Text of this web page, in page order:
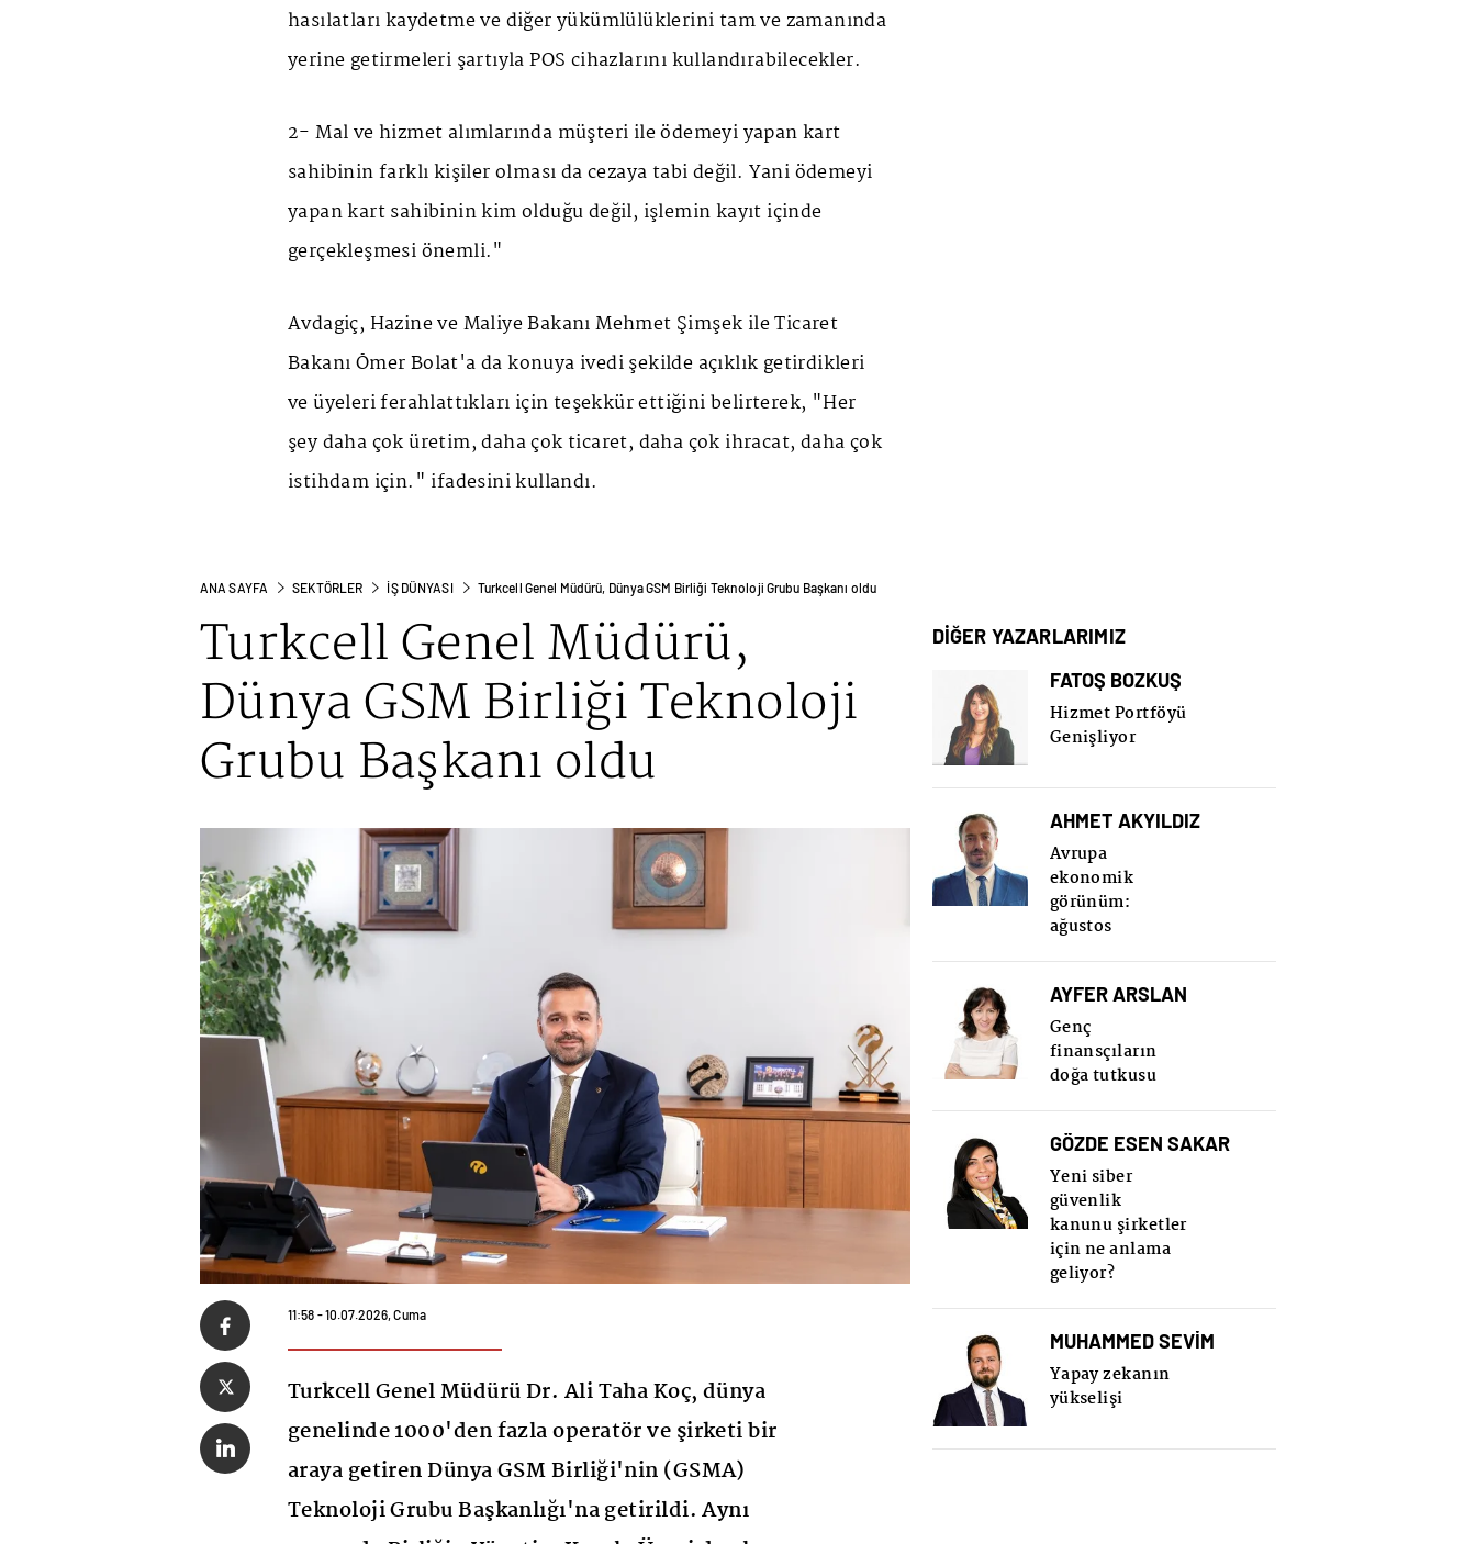
hasılatları kaydetme ve diğer yükümlülüklerini tam ve zamanında
yerine getirmeleri şartıyla POS cihazlarını kullandırabilecekler.
2- Mal ve hizmet alımlarında müşteri ile ödemeyi yapan kart
sahibinin farklı kişiler olması da cezaya tabi değil. Yani ödemeyi
yapan kart sahibinin kim olduğu değil, işlemin kayıt içinde
gerçekleşmesi önemli."
Avdagiç, Hazine ve Maliye Bakanı Mehmet Şimşek ile Ticaret
Bakanı Ömer Bolat'a da konuya ivedi şekilde açıklık getirdikleri
ve üyeleri ferahlattıkları için teşekkür ettiğini belirterek, "Her
şey daha çok üretim, daha çok ticaret, daha çok ihracat, daha çok
istihdam için." ifadesini kullandı.
ANA SAYFA SEKTÖRLER İŞ DÜNYASI Turkcell Genel Müdürü, Dünya GSM Birliği Teknoloji Grubu Başkanı oldu
Turkcell Genel Müdürü,
Dünya GSM Birliği Teknoloji
Grubu Başkanı oldu
11:58 - 10.07.2026, Cuma
Turkcell Genel Müdürü Dr. Ali Taha Koç, dünya
genelinde 1000'den fazla operatör ve şirketi bir
araya getiren Dünya GSM Birliği'nin (GSMA)
Teknoloji Grubu Başkanlığı'na getirildi. Aynı
DİĞER YAZARLARIMIZ
FATOŞ BOZKUŞ
Hizmet Portföyü
Genişliyor
AHMET AKYILDIZ
Avrupa
ekonomik
görünüm:
ağustos
AYFER ARSLAN
Genç
finansçıların
doğa tutkusu
GÖZDE ESEN SAKAR
Yeni siber
güvenlik
kanunu şirketler
için ne anlama
geliyor?
MUHAMMED SEVİM
Yapay zekanın
yükselişi